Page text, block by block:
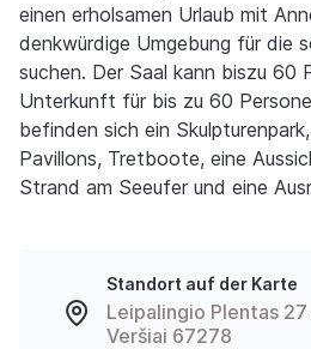
einen erholsamen Urlaub mit
denkwürdige Umgebung für die
suchen. Der Saal kann biszu 60
Unterkunft für bis zu 60
befinden sich ein
Pavillons, Tretboote, eine
Strand am Seeufer und eine
Standort auf der Karte
Leipalingio Plentas
Veršiai 67278